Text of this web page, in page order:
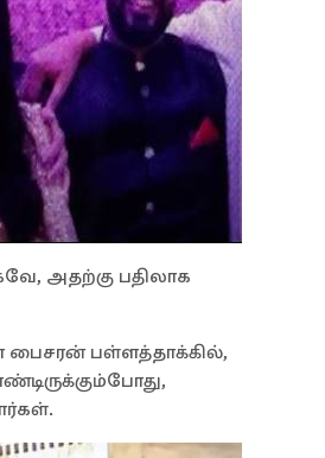
அதற்கு பதிலாக
பைசரன் பள்ளத்தாக்கில்,